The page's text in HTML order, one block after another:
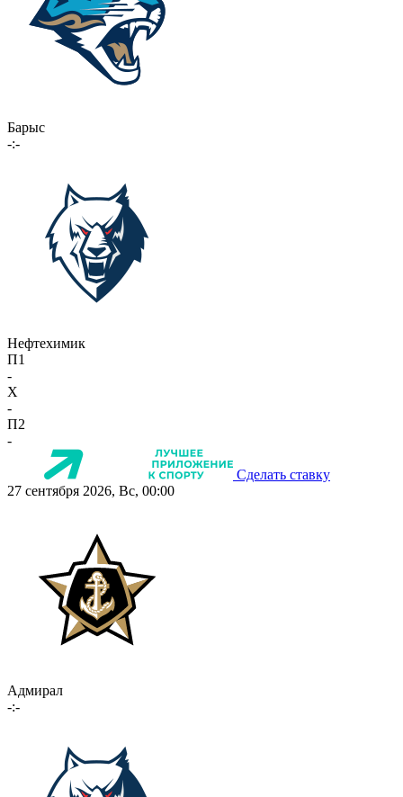
Барыс
-:-
Нефтехимик
П1
-
X
-
П2
-
Сделать ставку
27 сентября 2026, Вс, 00:00
Адмирал
-:-